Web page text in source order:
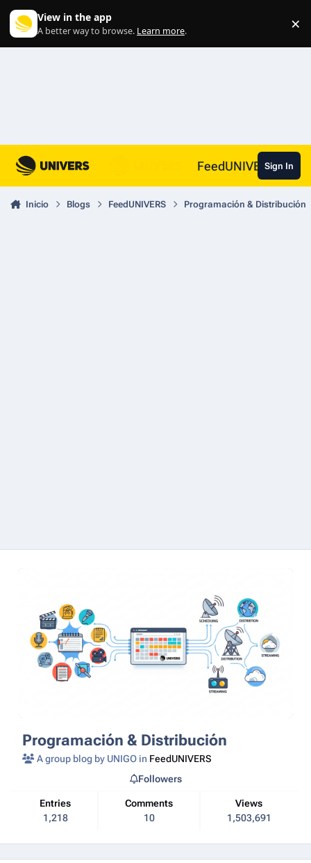
View in the app
A better way to browse. Learn more. ×
FeedUNIVERSSign In
Inicio Blogs FeedUNIVERS Programación & Distribución
Programación & Distribución
A group blog by UNIGO in FeedUNIVERS
Entries
1,218
Comments
10
Views
1,503,691
Followers